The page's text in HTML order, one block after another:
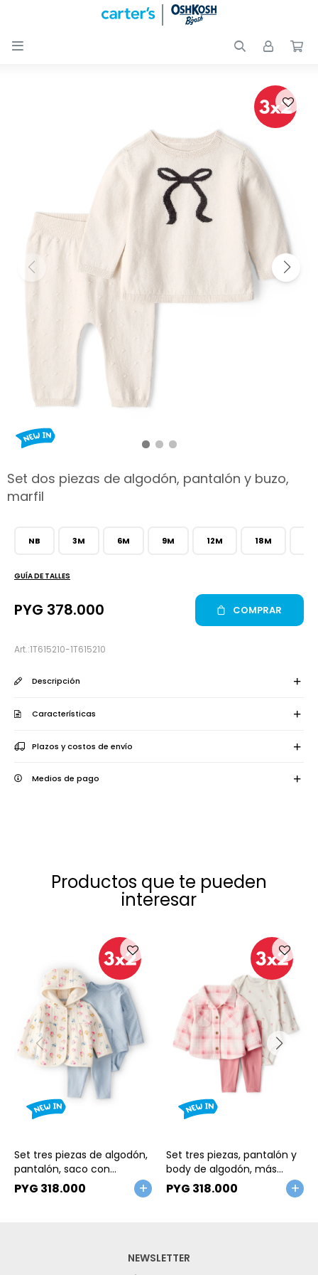

Set dos piezas de algodón, pantalón y buzo,
marfil
1T615210-1T615210
NB 3M 6M 9M 12M 18M
GUÍA DE TALLES
PYG 378.000 COMPRAR
Descripción
Características
Plazos y costos de envío
Medios de pago
Productos que te pueden
interesar
Set tres piezas de algodón,
pantalón, saco con
capucha y body
PYG 318.000
Set tres piezas, pantalón y
body de algodón, más
camisa de micropolar
PYG 318.000
NEWSLETTER
Nuevos
Club
OUTLET